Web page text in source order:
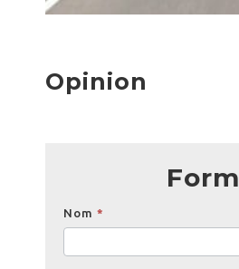
Opinion
Form
Opinions
Nom *